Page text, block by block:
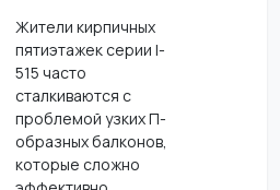
Жители кирпичных
пятиэтажек серии I-
515 часто
сталкиваются с
проблемой узких П-
образных балконов,
которые сложно